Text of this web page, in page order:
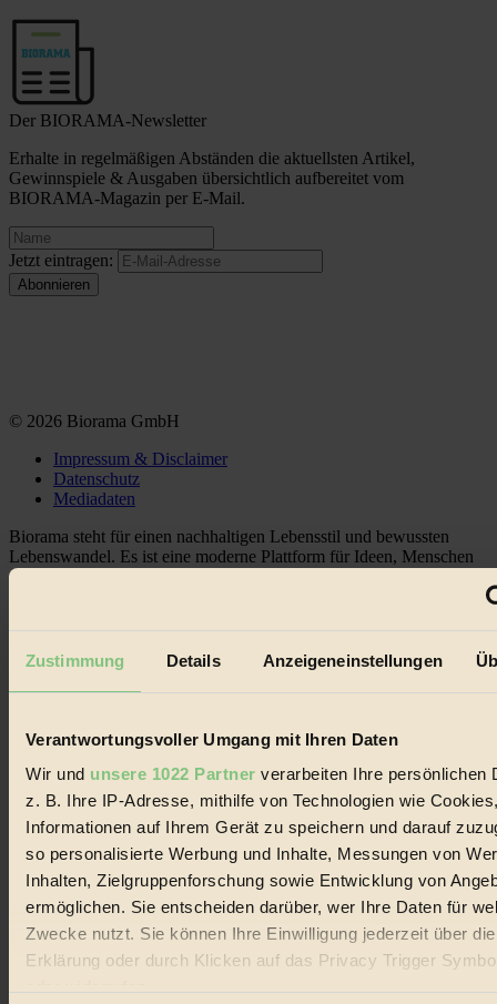
Zustimmung Details Anzeigeneinstellungen
Verantwortungsvoller Umgang mit Ihren Daten
Wir und unsere 1022 Partner verarbeiten Ihre persönlichen
z. B. Ihre IP-Adresse, mithilfe von Technologien wie
Informationen auf Ihrem Gerät zu speichern und darauf
so personalisierte Werbung und Inhalte, Messungen von
Inhalten, Zielgruppenforschung sowie Entwicklung von
ermöglichen. Sie entscheiden darüber, wer Ihre Daten für
Zwecke nutzt. Sie können Ihre Einwilligung jederzeit über
Erklärung oder durch Klicken auf das Privacy Trigger
Der BIORAMA-Newsletter
Erhalte in regelmäßigen Abständen die aktuellsten Artikel,
Gewinnspiele & Ausgaben übersichtlich aufbereitet vom
BIORAMA-Magazin per E-Mail.
Jetzt eintragen:
© 2026 Biorama GmbH
Impressum & Disclaimer
Datenschutz
Mediadaten
Biorama steht für einen nachhaltigen Lebensstil und bewussten
Lebenswandel. Es ist eine moderne Plattform für Ideen, Menschen
und Produkte, ein Leitfaden im schnell wachsenden Markt des
Social Media
22.601 Fans auf Facebook
3.415 Follower auf Twitter
Themen
Bio
Nachhaltigkeit
Vegan